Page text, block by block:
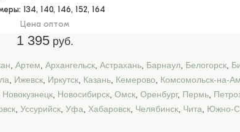
: 134, 140, 146, 152, 164
Цена оптом
1 395руб.
Артем Архангельск Астрахань Барнаул Белогорск
Ижевск Иркутск Казань Кемерово Комсомольск-на-
Новокузнецк Новосибирск Омск Оренбург, Пермь
Уссурийск Уфа Хабаровск Челябинск Чита Южно-